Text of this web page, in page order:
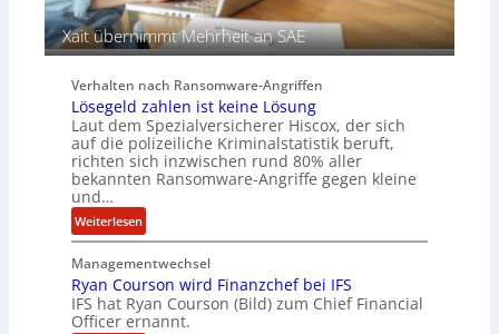
u
r
a
r
b
i
t
e
n
z
s
a
m
e
n
Xait übernimmt Mehrheit an SAE
Verhalten nach Ransomware-Angriffen
Lösegeld zahlen ist keine Lösung
Laut dem Spezialversicherer Hiscox, der sich
auf die polizeiliche Kriminalstatistik beruft,
richten sich inzwischen rund 80% aller
bekannten Ransomware-Angriffe gegen kleine
und…
Weiterlesen:
L
ö
s
e
g
Managementwechsel
Ryan Courson wird Finanzchef bei IFS
IFS hat Ryan Courson (Bild) zum Chief Financial
Officer ernannt.